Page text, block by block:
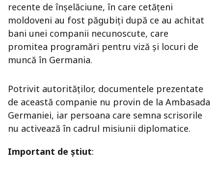
recente de înșelăciune, în care cetățeni
moldoveni au fost păgubiți după ce au achitat
bani unei companii necunoscute, care
promitea programări pentru viză și locuri de
muncă în Germania.
Potrivit autorităților, documentele prezentate
de această companie nu provin de la Ambasada
Germaniei, iar persoana care semna scrisorile
nu activează în cadrul misiunii diplomatice.
Important de știut: